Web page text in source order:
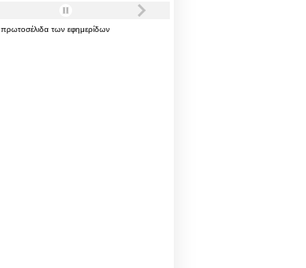
πρωτοσέλιδα των εφημερίδων